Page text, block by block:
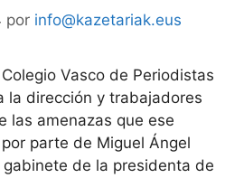
por info@kazetariak.eus
Vasco de Periodistas
la dirección y trabajadores
las amenazas que ese
parte de Miguel Ángel
de la presidenta de